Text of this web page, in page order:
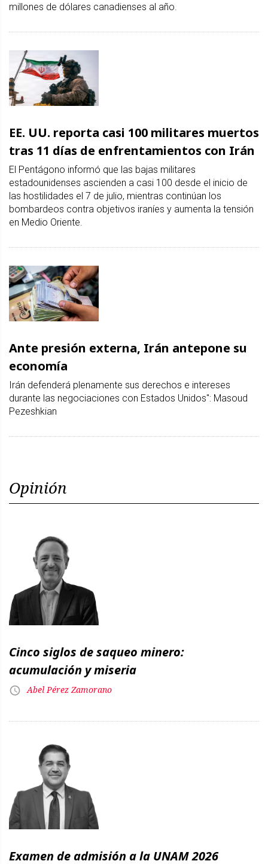
millones de dólares canadienses al año.
EE. UU. reporta casi 100 militares muertos
tras 11 días de enfrentamientos con Irán
El Pentágono informó que las bajas militares
estadounidenses ascienden a casi 100 desde el inicio de
las hostilidades el 7 de julio, mientras continúan los
bombardeos contra objetivos iraníes y aumenta la tensión
en Medio Oriente.
Ante presión externa, Irán antepone su
economía
Irán defenderá plenamente sus derechos e intereses
durante las negociaciones con Estados Unidos": Masoud
Pezeshkian
Opinión
Cinco siglos de saqueo minero:
acumulación y miseria
Abel Pérez Zamorano
Examen de admisión a la UNAM 2026